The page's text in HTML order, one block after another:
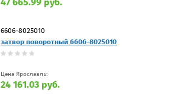
6606-8025010
затвор поворотный 6606-8025010
Цена Ярославль:
24 161.03 руб.